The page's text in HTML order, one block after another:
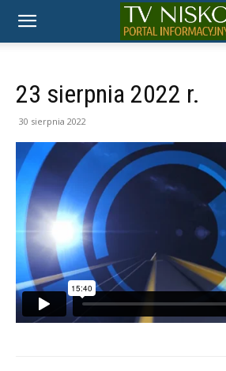
TELEWIZJA
NISKO
23 sierpnia 2022 r.
30 sierpnia 2022